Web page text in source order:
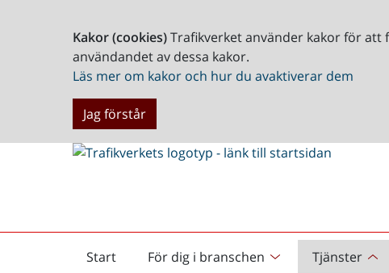
Kakor (cookies)Trafikverket använder kakor för att
användandet av dessa kakor.
Läs mer om kakor och hur du avaktiverar dem
Jag förstår
Start
Startsida För dig i branschen Tjänster